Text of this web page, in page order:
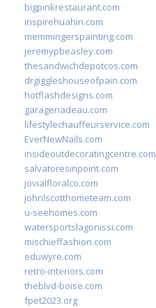
bigpinkrestaurant.com
inspirehuahin.com
memmingerspainting.com
jeremypbeasley.com
thesandwichdepotcos.com
drgiggleshouseofpain.com
hotflashdesigns.com
garagenadeau.com
lifestylechauffeurservice.com
EverNewNails.com
insideoutdecoratingcentre.com
salvatoresinpoint.com
jovialfloralco.com
johnlscotthometeam.com
u-seehomes.com
watersportslagonissi.com
mischieffashion.com
eduwyre.com
retro-interiors.com
theblvd-boise.com
fpet2023.org